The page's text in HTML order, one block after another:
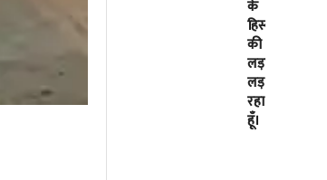
के
हिस्से
की
लड़ाई
लड़
रहा
हूँ।